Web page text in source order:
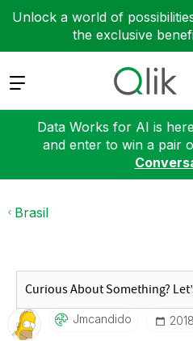
Unlock a world of
the exclusive
Expand
Data Works for AI is
and enter to win a pair
Brasil
Jmcandido